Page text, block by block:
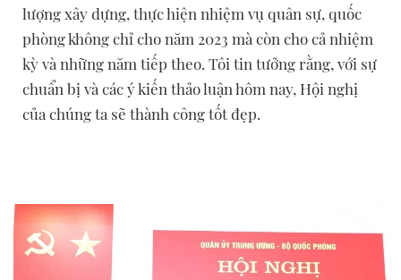
lượng xây dựng, thực hiện nhiệm vụ quân sự, quốc
phòng không chỉ cho năm 2023 mà còn cho cả nhiệm
kỳ và những năm tiếp theo. Tôi tin tưởng rằng, với sự
chuẩn bị và các ý kiến thảo luận hôm nay, Hội nghị
của chúng ta sẽ thành công tốt đẹp.